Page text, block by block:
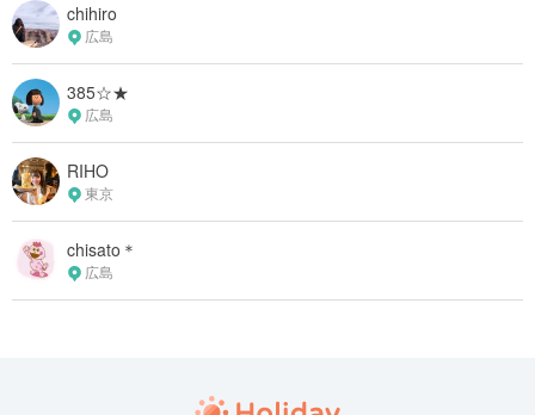
chihiro
広島
385☆★
広島
RIHO
東京
chisato＊
広島